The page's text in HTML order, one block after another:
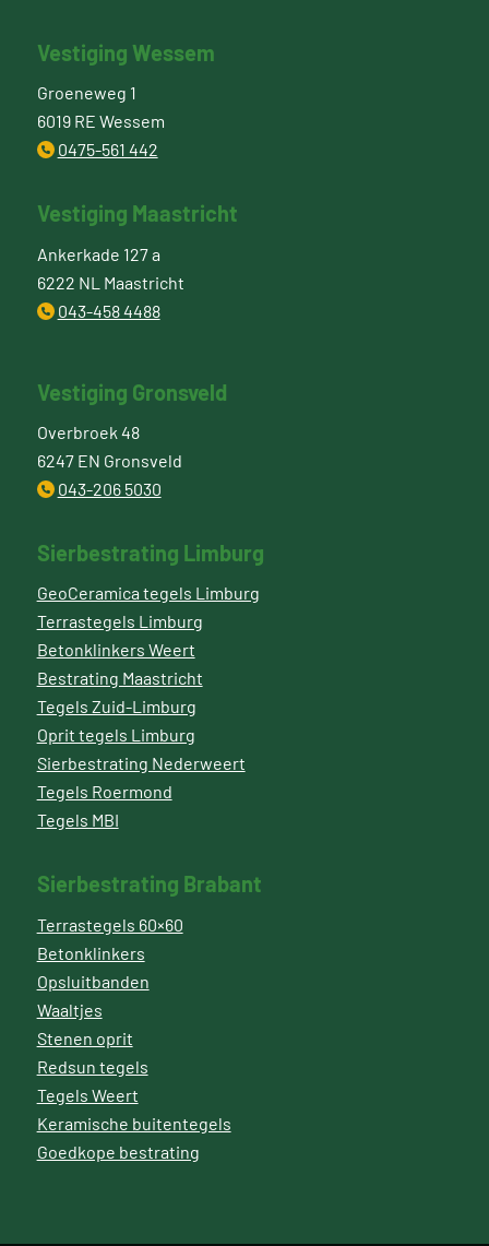
Vestiging Wessem
Groeneweg 1
6019 RE Wessem
0475-561 442
Vestiging Maastricht
Ankerkade 127 a
6222 NL Maastricht
043-458 4488
Vestiging Gronsveld
Overbroek 48
6247 EN Gronsveld
043-206 5030
Sierbestrating Limburg
GeoCeramica tegels Limburg
Terrastegels Limburg
Betonklinkers Weert
Bestrating Maastricht
Tegels Zuid-Limburg
Oprit tegels Limburg
Sierbestrating Nederweert
Tegels Roermond
Tegels MBI
Sierbestrating Brabant
Terrastegels 60×60
Betonklinkers
Opsluitbanden
Waaltjes
Stenen oprit
Redsun tegels
Tegels Weert
Keramische buitentegels
Goedkope bestrating